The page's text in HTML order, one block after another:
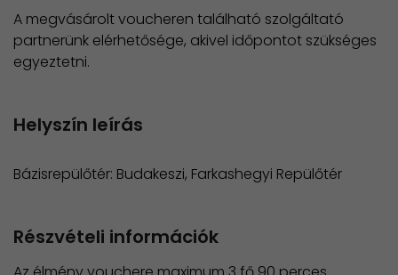
A megvásárolt voucheren található szolgáltató
partnerünk elérhetősége, akivel időpontot szükséges
egyeztetni.
Helyszín leírás
Bázisrepülőtér: Budakeszi, Farkashegyi Repülőtér
Részvételi információk